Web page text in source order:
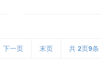
下一页 末页 共 2页9条